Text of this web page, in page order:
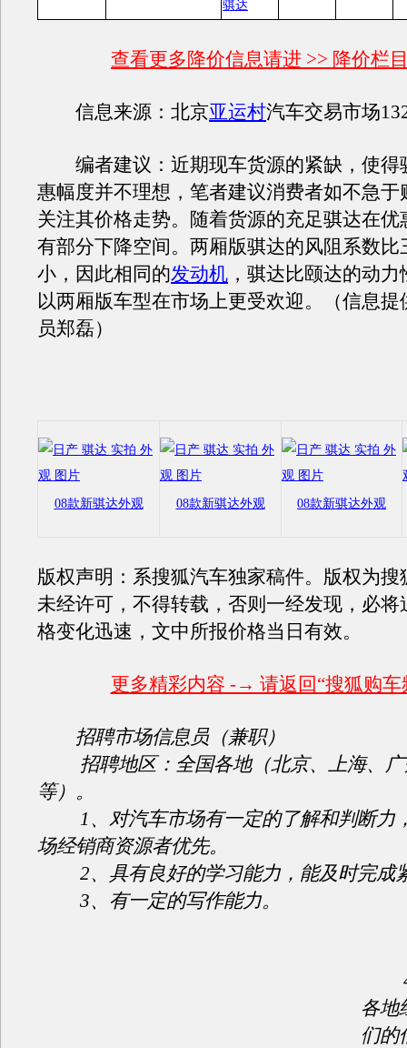
查看更多降价信息请进 >> 降价栏
信息来源：北京亚运村汽车交易市场
编者建议：近期现车货源的紧缺，使得
惠幅度并不理想，笔者建议消费者如不急于
关注其价格走势。随着货源的充足骐达在优
有部分下降空间。两厢版骐达的风阻系数比
小，因此相同的发动机 ，骐达比颐达的动
以两厢版车型在市场上更受欢迎。（信息提
员郑磊）
08款新骐达外观 08款新骐达外观 08款新骐达外观
版权声明：系搜狐汽车独家稿件。版权为搜
未经许可，不得转载，否则一经发现，必将
格变化迅速，文中所报价格当日有效。
更多精彩内容 -→ 请返回“搜狐购车
招聘市场信息员（兼职）
招聘地区：全国各地（北京、上海、广
等）。
1、对汽车市场有一定的了解和判断力
场经销商资源者优先。
2、具有良好的学习能力，能及时完成
3、有一定的写作能力。
4
各地
们的